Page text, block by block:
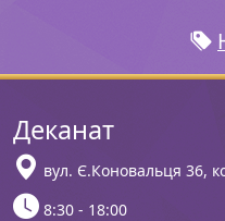
Деканат
вул. Є.Коновальця 36,
8:30 - 18:00